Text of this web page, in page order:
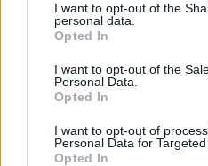
I want to opt-out of the
personal data.
Opted In
I want to opt-out of the
Personal Data.
Opted In
I want to opt-out of
Personal Data for Targeted
Opted In
Σχετικά Άρθρα